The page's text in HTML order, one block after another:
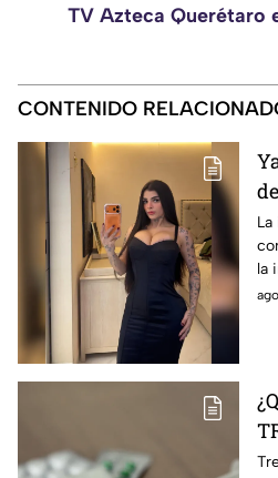
TV Azteca Querétaro
CONTENIDO
la